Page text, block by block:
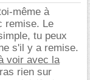
même à
remise. Le
tu peux
s'il y a remise.
voir avec la
rien sur